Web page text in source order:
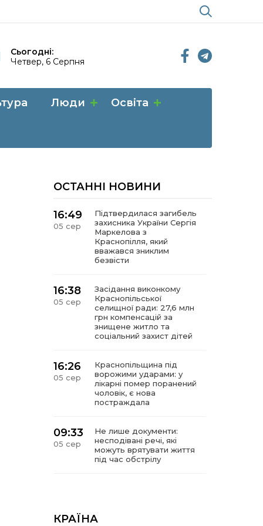
Сьогодні:
Четвер, 6 Серпня
Люди Освіта
ОСТАННІ НОВИНИ
16:49
05 сер
Підтвердилася загибель
захисника України Сергія
Маркелова з
Краснопілля, який
вважався зниклим
безвісти
16:38
05 сер
Засідання виконкому
Краснопільської
селищної ради: 27,6 млн
грн компенсацій за
знищене житло та
соціальний захист дітей
16:26
05 сер
Краснопільщина під
ворожими ударами: у
лікарні помер поранений
чоловік, є нова
постраждала
09:33
05 сер
Не лише документи:
несподівані речі, які
можуть врятувати життя
під час обстрілу
КРАЇНА